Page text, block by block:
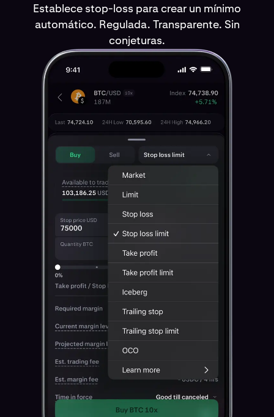
Establece stop-loss para crear un mínimo
automático. Regulada. Transparente. Sin
conjeturas.